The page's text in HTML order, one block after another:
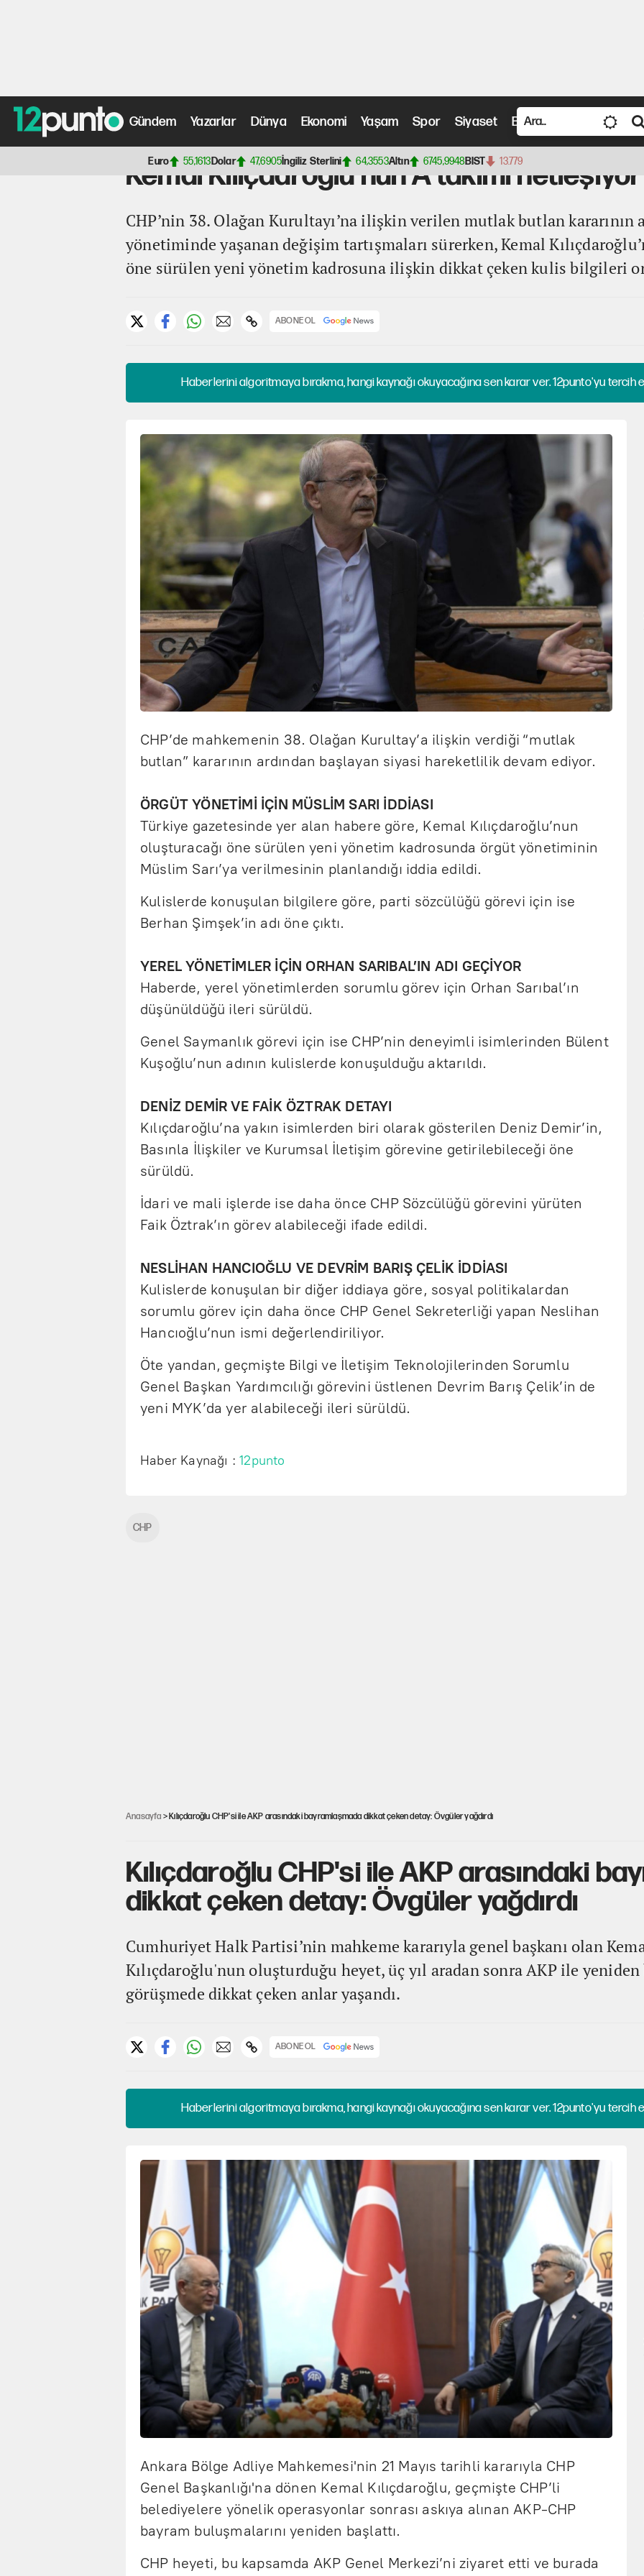
Gündem Yazarlar Dünya Ekonomi Yaşam Spor Siyaset Bilim ve Teknoloji
Euro 55,1613Dolar 47,6905İngiliz Sterlini 64,3553Altın 6745,9948BIST 13.779
Anasayfa>Siyaset Haberleri> Kemal Kılıçdaroğlu'nun A takımı netleşiyor
Kemal Kılıçdaroğlu'nun A takımı netleşiyor
CHP’nin 38. Olağan Kurultayı’na ilişkin verilen mutlak butlan kararının
yönetiminde yaşanan değişim tartışmaları sürerken, Kemal
öne sürülen yeni yönetim kadrosuna ilişkin dikkat çeken kulis bilgileri
ABONE OL
Haberlerini algoritmaya bırakma, hangi kaynağı okuyacağına sen karar ver. 12punto'yu tercih
CHP’de mahkemenin 38. Olağan Kurultay’a ilişkin verdiği “mutlak
butlan” kararının ardından başlayan siyasi hareketlilik devam ediyor.
ÖRGÜT YÖNETİMİ İÇİN MÜSLİM SARI İDDİASI
Türkiye gazetesinde yer alan habere göre, Kemal Kılıçdaroğlu’nun
oluşturacağı öne sürülen yeni yönetim kadrosunda örgüt yönetiminin
Müslim Sarı’ya verilmesinin planlandığı iddia edildi.
Kulislerde konuşulan bilgilere göre, parti sözcülüğü görevi için ise
Berhan Şimşek’in adı öne çıktı.
YEREL YÖNETİMLER İÇİN ORHAN SARIBAL’IN ADI GEÇİYOR
Haberde, yerel yönetimlerden sorumlu görev için Orhan Sarıbal’ın
düşünüldüğü ileri sürüldü.
Genel Saymanlık görevi için ise CHP’nin deneyimli isimlerinden Bülent
Kuşoğlu’nun adının kulislerde konuşulduğu aktarıldı.
DENİZ DEMİR VE FAİK ÖZTRAK DETAYI
Kılıçdaroğlu’na yakın isimlerden biri olarak gösterilen Deniz Demir’in,
Basınla İlişkiler ve Kurumsal İletişim görevine getirilebileceği öne
sürüldü.
İdari ve mali işlerde ise daha önce CHP Sözcülüğü görevini yürüten
Faik Öztrak’ın görev alabileceği ifade edildi.
NESLİHAN HANCIOĞLU VE DEVRİM BARIŞ ÇELİK İDDİASI
Kulislerde konuşulan bir diğer iddiaya göre, sosyal politikalardan
sorumlu görev için daha önce CHP Genel Sekreterliği yapan Neslihan
Hancıoğlu’nun ismi değerlendiriliyor.
Öte yandan, geçmişte Bilgi ve İletişim Teknolojilerinden Sorumlu
Genel Başkan Yardımcılığı görevini üstlenen Devrim Barış Çelik’in de
yeni MYK’da yer alabileceği ileri sürüldü.
Haber Kaynağı :12punto
CHP
Anasayfa > Kılıçdaroğlu CHP'si ile AKP arasındaki bayramlaşmada dikkat çeken detay: Övgüler yağdırdı
Kılıçdaroğlu CHP'si ile AKP arasındaki
dikkat çeken detay: Övgüler yağdırdı
Cumhuriyet Halk Partisi’nin mahkeme kararıyla genel başkanı olan
Kılıçdaroğlu'nun oluşturduğu heyet, üç yıl aradan sonra AKP ile yeniden
görüşmede dikkat çeken anlar yaşandı.
ABONE OL
Haberlerini algoritmaya bırakma, hangi kaynağı okuyacağına sen karar ver. 12punto'yu tercih
Ankara Bölge Adliye Mahkemesi'nin 21 Mayıs tarihli kararıyla CHP
Genel Başkanlığı'na dönen Kemal Kılıçdaroğlu, geçmişte CHP’li
belediyelere yönelik operasyonlar sonrası askıya alınan AKP-CHP
bayram buluşmalarını yeniden başlattı.
CHP heyeti, bu kapsamda AKP Genel Merkezi’ni ziyaret etti ve burada